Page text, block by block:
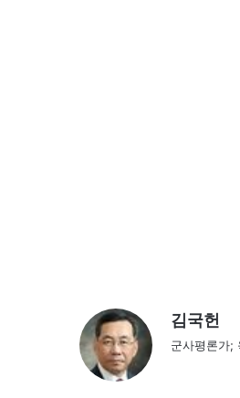
김국헌
군사평론가;